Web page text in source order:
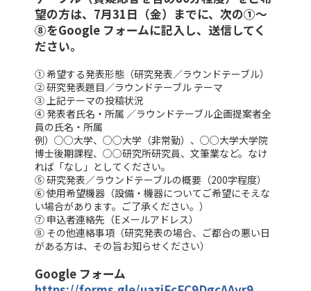
望の方は、7月31日（金）までに、次の①～
⑧をGoogle フォームに記入し、送信してく
ださい。
① 希望する発表形態（研究発表／ラウンドテーブル）
② 研究発表題目／ラウンドテーブル テーマ
③ 上記テーマの投稿状況
④ 発表者氏名・所属 ／ラウンドテーブル企画提案者全
員の氏名・所属
例）○○大学、○○大学（非常勤）、○○大学大学院
博士後期課程、○○研究所研究員、文筆業など。なけ
れば「なし」としてください。
⑤ 研究発表／ラウンドテーブルの概要（200字程度）
⑥ 使用希望機器（設備・機器についてご希望にそえな
い場合があります。ご了承ください。）
⑦ 申込者連絡先（Eメールアドレス）
⑧ その他連絡事項（研究発表の場合、ご都合の悪い日
がある方は、その旨お知らせください）
Google フォーム